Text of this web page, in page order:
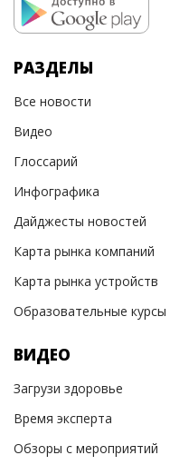
РАЗДЕЛЫ
Все новости
Видео
Глоссарий
Инфографика
Дайджесты новостей
Карта рынка компаний
Карта рынка устройств
Образовательные курсы
ВИДЕО
Загрузи здоровье
Время эксперта
Обзоры с мероприятий